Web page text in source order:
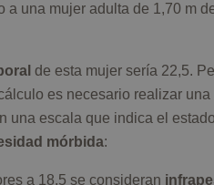
a una mujer adulta de 1,70 m
de esta mujer sería 22,5.
es necesario realizar
una escala que indica el
mórbida:
a 18,5 se consideran